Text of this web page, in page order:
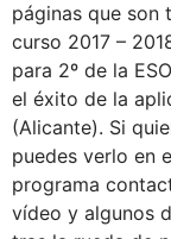
páginas que son
curso 2017 –
para 2º de la
el éxito de la
(Alicante). Si
puedes verlo en
programa
vídeo y algunos